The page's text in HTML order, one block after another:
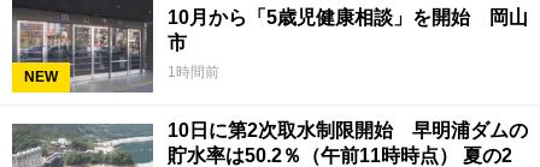
NEW
10月から「5歳児健康相談」を開始 岡山
市
1時間前
10日に第2次取水制限開始 早明浦ダムの
貯水率は50.2％（午前11時時点） 夏の2